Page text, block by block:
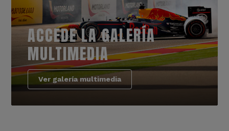
ACCEDE LA GALERÍA
MULTIMEDIA
Ver galería multimedia